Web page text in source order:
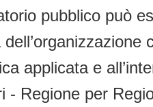
pubblico può
applicata e
- Regione per